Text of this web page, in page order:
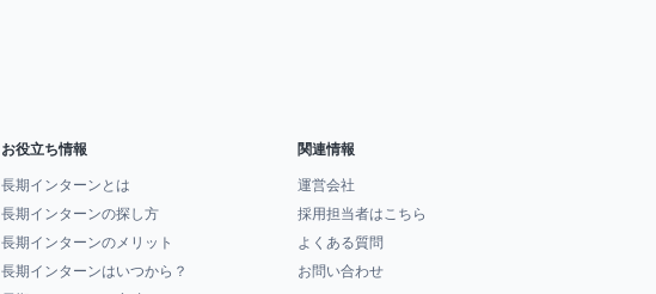
お役立ち情報
長期インターンとは
長期インターンの探し方
長期インターンのメリット
長期インターンはいつから？
関連情報
運営会社
採用担当者はこちら
よくある質問
お問い合わせ